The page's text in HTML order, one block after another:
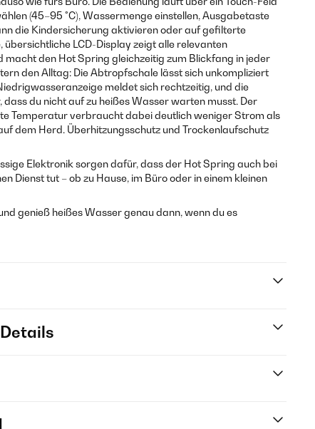
(45–95 °C), Wassermenge einstellen, Ausgabetaste
die Kindersicherung aktivieren oder auf gefilterte
LCD-Display zeigt alle relevanten
macht den Hot Spring gleichzeitig zum Blickfang in jeder
den Alltag: Die Abtropfschale lässt sich unkompliziert
meldet sich rechtzeitig, und die
du nicht auf zu heißes Wasser warten musst. Der
Temperatur verbraucht dabei deutlich weniger Strom als
dem Herd. Überhitzungsschutz und Trockenlaufschutz
Elektronik sorgen dafür, dass der Hot Spring auch bei
Dienst tut – ob zu Hause, im Büro oder in einem kleinen
genieß heißes Wasser genau dann, wenn du es